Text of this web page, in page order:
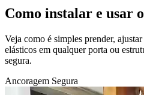
Como instalar e usar
Veja como é simples prender,
elásticos em qualquer porta ou
segura.
Ancoragem Segura